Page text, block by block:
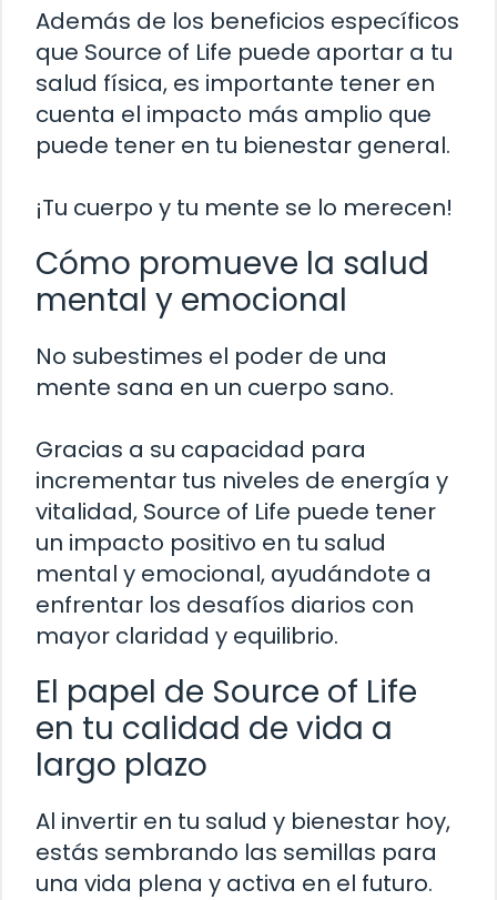
Además de los beneficios específicos
que Source of Life puede aportar a tu
salud física, es importante tener en
cuenta el impacto más amplio que
puede tener en tu bienestar general.
¡Tu cuerpo y tu mente se lo merecen!
Cómo promueve la salud
mental y emocional
No subestimes el poder de una
mente sana en un cuerpo sano.
Gracias a su capacidad para
incrementar tus niveles de energía y
vitalidad, Source of Life puede tener
un impacto positivo en tu salud
mental y emocional, ayudándote a
enfrentar los desafíos diarios con
mayor claridad y equilibrio.
El papel de Source of Life
en tu calidad de vida a
largo plazo
Al invertir en tu salud y bienestar hoy,
estás sembrando las semillas para
una vida plena y activa en el futuro.